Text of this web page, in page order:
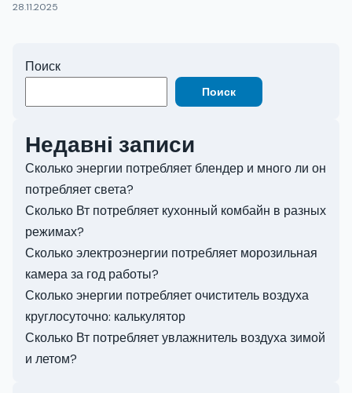
28.11.2025
Поиск
Поиск
Недавні записи
Сколько энергии потребляет блендер и много ли он
потребляет света?
Сколько Вт потребляет кухонный комбайн в разных
режимах?
Сколько электроэнергии потребляет морозильная
камера за год работы?
Сколько энергии потребляет очиститель воздуха
круглосуточно: калькулятор
Сколько Вт потребляет увлажнитель воздуха зимой
и летом?